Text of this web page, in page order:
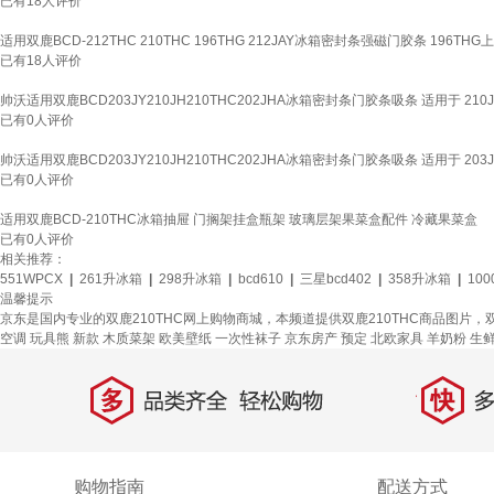
适用双鹿BCD-212THC 210THC 196THG 212JAY冰箱密封条强磁门胶条 196THG
已有18 人评价
帅沃适用双鹿BCD203JY210JH210THC202JHA冰箱密封条门胶条吸条 适用于
已有0人评价
帅沃适用双鹿BCD203JY210JH210THC202JHA冰箱密封条门胶条吸条 适用于
已有0人评价
适用双鹿BCD-210THC冰箱抽屉 门搁架挂盒瓶架 玻璃层架果菜盒配件 冷藏果菜盒
已有0人评价
相关推荐：
551WPCX
261升冰箱 298升冰箱 bcd610 三星bcd402 358升冰箱
温馨提示
京东是国内专业的双鹿210THC网上购物商城，本频道提供双鹿210THC商品图片
空调 玩具熊 新款 木质菜架 欧美壁纸 一次性袜子 京东房产 预定 北欧家具 羊奶粉 生
多 品类齐全，轻松购物 快 多
购物指南 配送方式